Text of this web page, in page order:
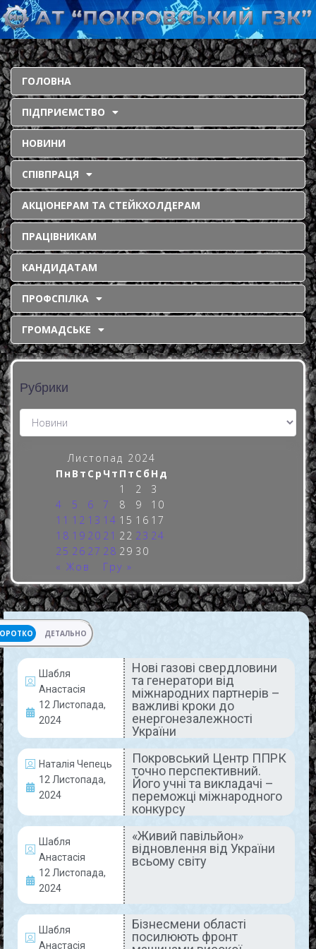
ГОЛОВНА
ПІДПРИЄМСТВО
НОВИНИ
СПІВПРАЦЯ
АКЦІОНЕРАМ ТА СТЕЙКХОЛДЕРАМ
ПРАЦІВНИКАМ
КАНДИДАТАМ
ПРОФСПІЛКА
ГРОМАДСЬКЕ
Рубрики
Листопад 2024
Пн Вт Ср Чт Пт Сб Нд
1
2
3
4
5 6 7 8 9
10
11 12 13 14 15 16 17
18 19 20 21 22 23 24
25 26 27 28 29 30
« Жов
Гру »
ДЕТАЛЬНО
Шабля
Анастасія
12 Листопада,
2024
Нові газові свердловини
та генератори від
міжнародних партнерів –
важливі кроки до
енергонезалежності
України
Наталія Чепець
12 Листопада,
2024
Покровський Центр ППРК
точно перспективний.
Його учні та викладачі –
переможці міжнародного
конкурсу
Шабля
Анастасія
12 Листопада,
2024
«Живий павільйон»
відновлення від України
всьому світу
Шабля
Анастасія
Бізнесмени області
посилюють фронт
Нові газові свердловини та
генератори від міжнародних
партнерів – важливі кроки до
енергонезалежності України
АТ «Укргазвидобування» запустило нову
оціночно-експлуатаційну свердловину глибиною